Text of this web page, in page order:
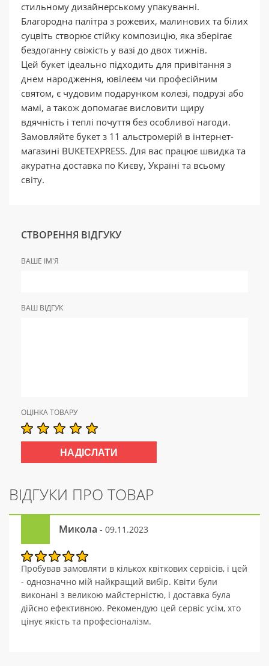
стильному дизайнерському упакуванні.
Благородна палітра з рожевих, малинових та білих
суцвіть створює стійку композицію, яка зберігає
бездоганну свіжість у вазі до двох тижнів.
Цей букет ідеально підходить для привітання з
днем народження, ювілеєм чи професійним
святом, є чудовим подарунком колезі, подрузі або
мамі, а також допомагає висловити щиру
вдячність і теплі почуття без особливої нагоди.
Замовляйте букет з 11 альстромерій в інтернет-
магазині BUKETEXPRESS. Для вас працює швидка та
акуратна доставка по Києву, Україні та всьому
світу.
СТВОРЕННЯ ВІДГУКУ
ВАШЕ ІМ'Я
ВАШ ВІДГУК
ОЦІНКА ТОВАРУ
ВІДГУКИ ПРО ТОВАР
Микола - 09.11.2023
Пробував замовляти в кількох квіткових сервісів, і цей
- однозначно мій найкращий вибір. Квіти були
виконані з великою майстерністю, і доставка була
дійсно ефективною. Рекомендую цей сервіс усім, хто
цінує якість та професіоналізм.